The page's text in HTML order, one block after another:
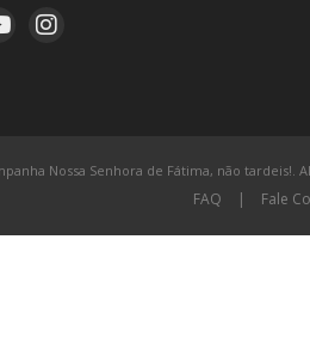
Nossa Senhora de Fátima, não tardeis!.
FAQ | Fale